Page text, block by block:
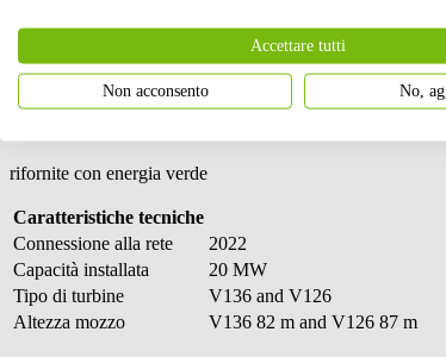
turbine eoliche
rifornite con energia verde
Caratteristiche tecniche
Connessione alla rete
2022
Capacità installata
20 MW
Tipo di turbine
V136 and V126
Altezza mozzo
V136 82 m and V126 87 m
Accettare tutti
Non acconsento No,